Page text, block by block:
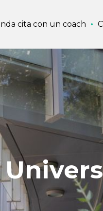
cita con un coach